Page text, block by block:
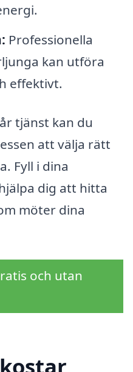
Professionella
kan utföra
effektivt.
tjänst kan du
att välja rätt
Fyll i dina
dig att hitta
möter dina
och utan